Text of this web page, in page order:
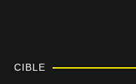
CIBLE